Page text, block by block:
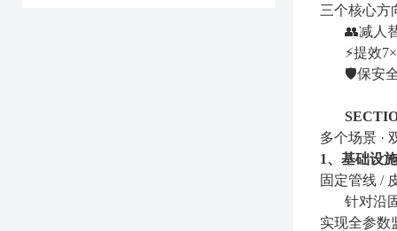
三个核心方
👥减人
⚡提效
🛡️保安
多个场景 ·
1、基础设
固定管线 /
针对沿
实现全参数